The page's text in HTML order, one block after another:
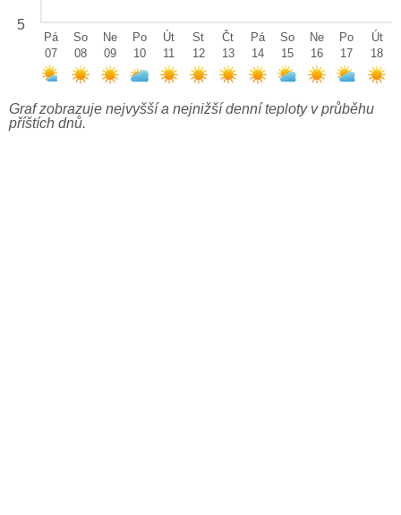
5
Pá
07
So
08
Ne
09
Po
10
Út
11
St
12
Čt
13
Pá
14
So
15
Ne
16
Po
17
Út
18
Graf zobrazuje nejvyšší a nejnižší denní teploty v průběhu
příštích dnů.